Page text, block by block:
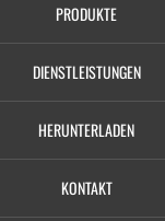
PRODUKTE
DIENSTLEISTUNGEN
HERUNTERLADEN
KONTAKT